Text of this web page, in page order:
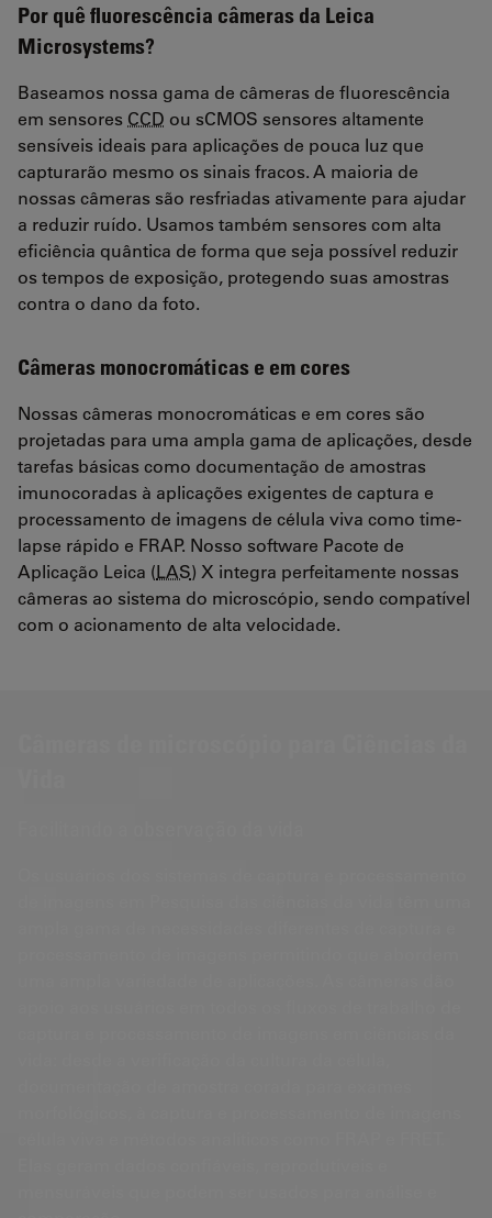
Por quê fluorescência câmeras da Leica
Microsystems?
Baseamos nossa gama de câmeras de fluorescência
em sensores CCD ou sCMOS sensores altamente
sensíveis ideais para aplicações de pouca luz que
capturarão mesmo os sinais fracos. A maioria de
nossas câmeras são resfriadas ativamente para ajudar
a reduzir ruído. Usamos também sensores com alta
eficiência quântica de forma que seja possível reduzir
os tempos de exposição, protegendo suas amostras
contra o dano da foto.
Câmeras monocromáticas e em cores
Nossas câmeras monocromáticas e em cores são
projetadas para uma ampla gama de aplicações, desde
tarefas básicas como documentação de amostras
imunocoradas à aplicações exigentes de captura e
processamento de imagens de célula viva como time-
lapse rápido e FRAP. Nosso software Pacote de
Aplicação Leica (LAS) X integra perfeitamente nossas
câmeras ao sistema do microscópio, sendo compatível
com o acionamento de alta velocidade.